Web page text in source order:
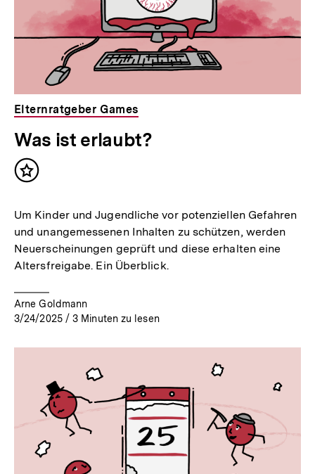
Elternratgeber Games
Was ist erlaubt?
Inhalt
Um Kinder und Jugendliche vor potenziellen Gefahren
und unangemessenen Inhalten zu schützen, werden
Neuerscheinungen geprüft und diese erhalten eine
Altersfreigabe. Ein Überblick.
Arne Goldmann
3/24/2025 / 3 Minuten zu lesen